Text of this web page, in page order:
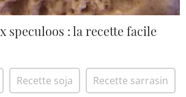
speculoos : la recette facile
Recette soja Recette sarrasin